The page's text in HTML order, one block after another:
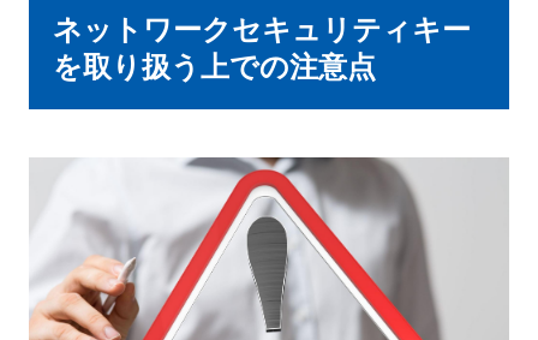
ネットワークセキュリティキー
を取り扱う上での注意点